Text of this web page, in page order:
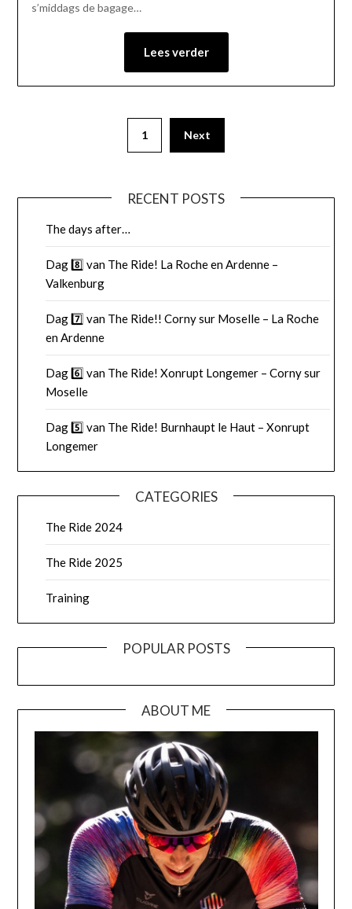
s’middags de bagage…
Lees verder
1 Next
RECENT POSTS
The days after…
Dag 8️⃣ van The Ride! La Roche en Ardenne –
Valkenburg
Dag 7️⃣ van The Ride!! Corny sur Moselle – La Roche
en Ardenne
Dag 6️⃣ van The Ride! Xonrupt Longemer – Corny sur
Moselle
Dag 5️⃣ van The Ride! Burnhaupt le Haut – Xonrupt
Longemer
CATEGORIES
The Ride 2024
The Ride 2025
Training
POPULAR POSTS
ABOUT ME